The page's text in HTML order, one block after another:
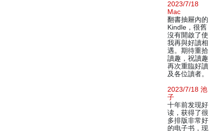
2023/7/18
Mac
翻書抽屜內的
Kindle，很舊
沒有開啟了使
我再與好讀相
遇。期待重拾
讀趣，祝讀趣
再次重臨好讀
及各位讀者。
2023/7/18 池
子
十年前发现好
读，获得了很
多排版非常好
的电子书，现